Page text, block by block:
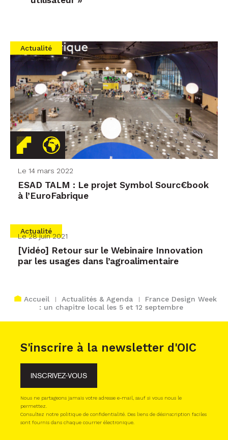
Actualité
Le 14 mars 2022
ESAD TALM : Le projet Symbol Sourc€book
à l’EuroFabrique
Actualité
Le 28 juin 2021
[Vidéo] Retour sur le Webinaire Innovation
par les usages dans l’agroalimentaire
Accueil Actualités & Agenda
France Design Week
: un chapitre local les 5 et 12 septembre
S'inscrire à la newsletter d'OIC
INSCRIVEZ-VOUS
Nous ne partageons jamais votre adresse e-mail, sauf si vous nous le
permettez.
Consultez notre politique de confidentialité. Des liens de désinscription faciles
sont fournis dans chaque courrier électronique.